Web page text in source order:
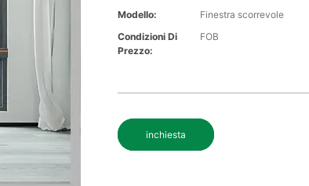
Modello:
Finestra scorrevole
Condizioni Di
Prezzo:
FOB
inchiesta